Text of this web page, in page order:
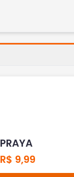
PRAYA
R$ 9,99